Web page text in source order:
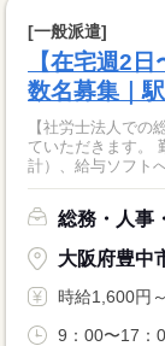
[一般派遣]
【在宅週2
数名募集｜駅
【社労士法人での
ていただきます。
計）、給与ソフト
総務・人事
大阪府豊中
時給1,600円～
9：00〜17：